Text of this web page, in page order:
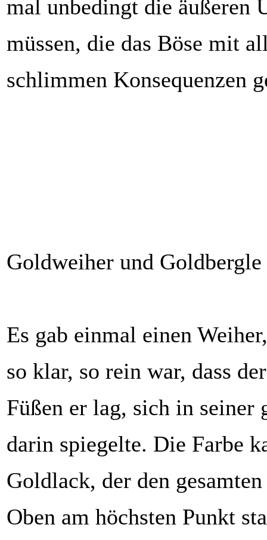
mal unbedingt die äußeren
müssen, die das Böse mit
schlimmen Konsequenzen
Goldweiher und Goldbergle
Es gab einmal einen
so klar, so rein war, dass
Füßen er lag, sich in seiner
darin spiegelte. Die Farbe
Goldlack, der den
Oben am höchsten Punkt